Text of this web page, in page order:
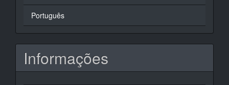
Português
Informações